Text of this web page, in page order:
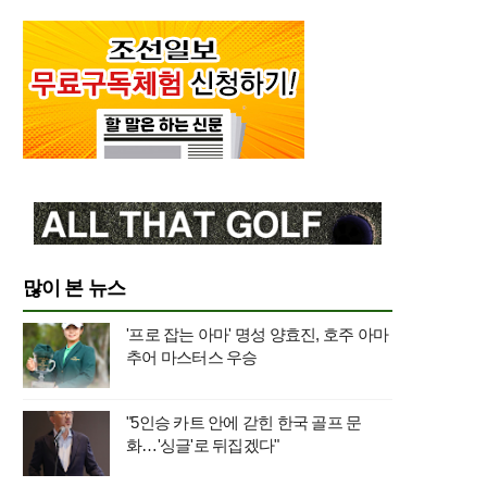
많이 본 뉴스
'프로 잡는 아마' 명성 양효진, 호주 아마
추어 마스터스 우승
"5인승 카트 안에 갇힌 한국 골프 문
화…'싱글'로 뒤집겠다"